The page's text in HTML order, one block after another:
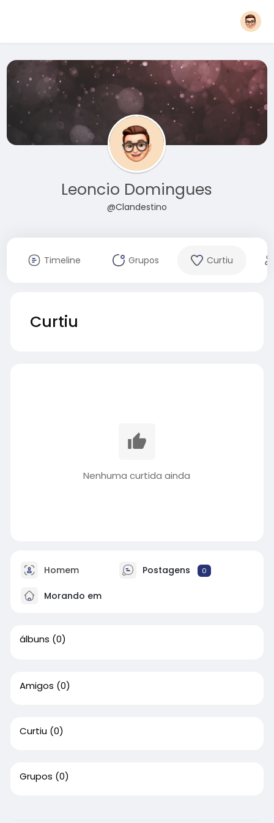
Leoncio Domingues
@Clandestino
Timeline Grupos Curtiu
Curtiu
Nenhuma curtida ainda
Homem Postagens 0
Morando em
álbuns (0)
Amigos (0)
Curtiu (0)
Grupos (0)